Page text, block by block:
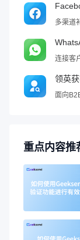
多渠道
连接客
领英
面向
重点内容推